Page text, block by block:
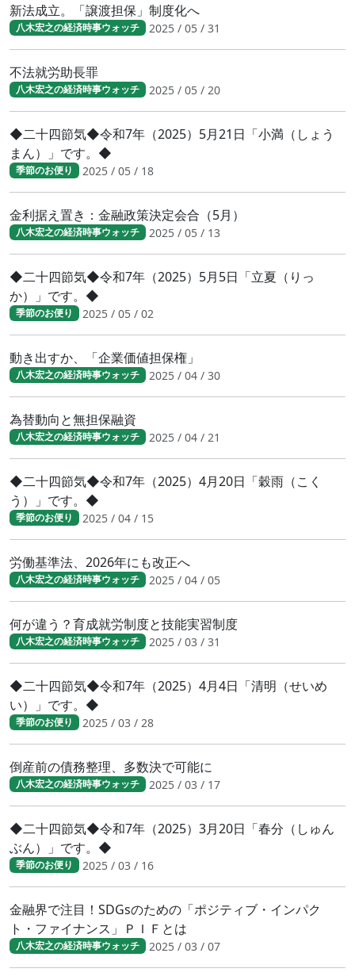
新法成立。「譲渡担保」制度化へ
八木宏之の経済時事ウォッチ 2025 / 05 / 31
不法就労助長罪
八木宏之の経済時事ウォッチ 2025 / 05 / 20
◆二十四節気◆令和7年（2025）5月21日「小満（しょう
まん）」です。◆
季節のお便り 2025 / 05 / 18
金利据え置き：金融政策決定会合（5月）
八木宏之の経済時事ウォッチ 2025 / 05 / 13
◆二十四節気◆令和7年（2025）5月5日「立夏（りっ
か）」です。◆
季節のお便り 2025 / 05 / 02
動き出すか、「企業価値担保権」
八木宏之の経済時事ウォッチ 2025 / 04 / 30
為替動向と無担保融資
八木宏之の経済時事ウォッチ 2025 / 04 / 21
◆二十四節気◆令和7年（2025）4月20日「穀雨（こく
う）」です。◆
季節のお便り 2025 / 04 / 15
労働基準法、2026年にも改正へ
八木宏之の経済時事ウォッチ 2025 / 04 / 05
何が違う？育成就労制度と技能実習制度
八木宏之の経済時事ウォッチ 2025 / 03 / 31
◆二十四節気◆令和7年（2025）4月4日「清明（せいめ
い）」です。◆
季節のお便り 2025 / 03 / 28
倒産前の債務整理、多数決で可能に
八木宏之の経済時事ウォッチ 2025 / 03 / 17
◆二十四節気◆令和7年（2025）3月20日「春分（しゅん
ぶん）」です。◆
季節のお便り 2025 / 03 / 16
金融界で注目！SDGsのための「ポジティブ・インパク
ト・ファイナンス」ＰＩＦとは
八木宏之の経済時事ウォッチ 2025 / 03 / 07